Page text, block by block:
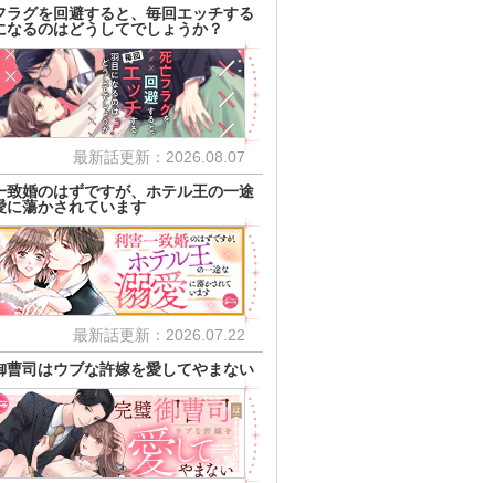
ラグを回避すると、毎回エッチする
なるのはどうしてでしょうか？
最新話更新：2026.08.07
致婚のはずですが、ホテル王の一途
に蕩かされています
最新話更新：2026.07.22
曹司はウブな許嫁を愛してやまない